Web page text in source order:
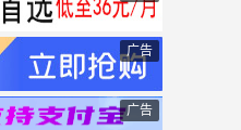
广告
广告